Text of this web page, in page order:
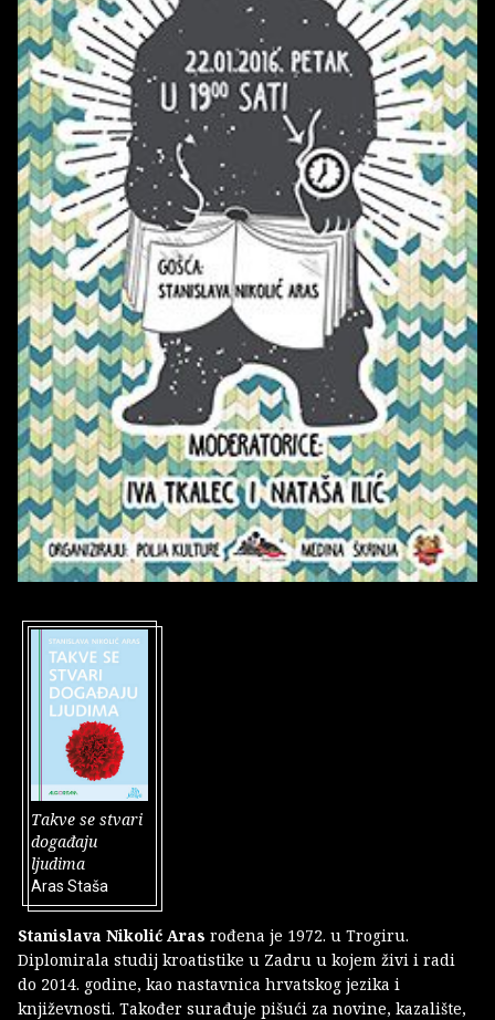
Takve se stvari
događaju
ljudima
Aras Staša
Stanislava Nikolić Aras rođena je 1972. u Trogiru.
Diplomirala studij kroatistike u Zadru u kojem živi i radi
do 2014. godine, kao nastavnica hrvatskog jezika i
književnosti. Također surađuje pišući za novine, kazalište,